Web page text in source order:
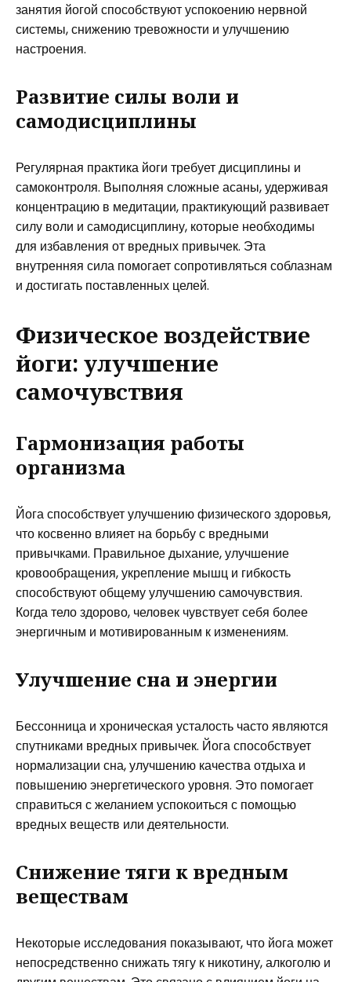
занятия йогой способствуют успокоению нервной
системы, снижению тревожности и улучшению
настроения.
Развитие силы воли и
самодисциплины
Регулярная практика йоги требует дисциплины и
самоконтроля. Выполняя сложные асаны, удерживая
концентрацию в медитации, практикующий развивает
силу воли и самодисциплину, которые необходимы
для избавления от вредных привычек. Эта
внутренняя сила помогает сопротивляться соблазнам
и достигать поставленных целей.
Физическое воздействие
йоги: улучшение
самочувствия
Гармонизация работы
организма
Йога способствует улучшению физического здоровья,
что косвенно влияет на борьбу с вредными
привычками. Правильное дыхание, улучшение
кровообращения, укрепление мышц и гибкость
способствуют общему улучшению самочувствия.
Когда тело здорово, человек чувствует себя более
энергичным и мотивированным к изменениям.
Улучшение сна и энергии
Бессонница и хроническая усталость часто являются
спутниками вредных привычек. Йога способствует
нормализации сна, улучшению качества отдыха и
повышению энергетического уровня. Это помогает
справиться с желанием успокоиться с помощью
вредных веществ или деятельности.
Снижение тяги к вредным
веществам
Некоторые исследования показывают, что йога может
непосредственно снижать тягу к никотину, алкоголю и